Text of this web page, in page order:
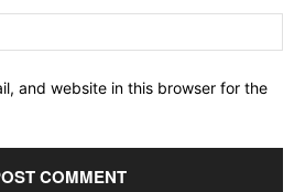
and website in this browser for the